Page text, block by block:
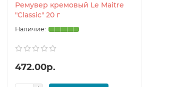
Ремувер кремовый Le Maitre
"Classic" 20 г
472.00р.